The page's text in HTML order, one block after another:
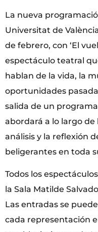
La nueva
Universitat de
de febrero, con ‘El
espectáculo teatral
hablan de la vida, la
oportunidades
salida de un programa
abordará a lo largo de
análisis y la reflexión
beligerantes en toda
Todos los
la Sala Matilde
Las entradas se
cada representación